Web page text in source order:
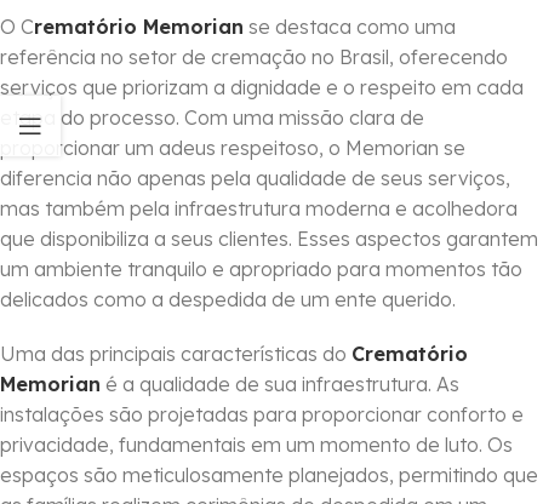
O Crematório Memorian se destaca como uma
referência no setor de cremação no Brasil, oferecendo
serviços que priorizam a dignidade e o respeito em cada
etapa do processo. Com uma missão clara de
proporcionar um adeus respeitoso, o Memorian se
diferencia não apenas pela qualidade de seus serviços,
mas também pela infraestrutura moderna e acolhedora
que disponibiliza a seus clientes. Esses aspectos garantem
um ambiente tranquilo e apropriado para momentos tão
delicados como a despedida de um ente querido.
Uma das principais características do Crematório
Memorian é a qualidade de sua infraestrutura. As
instalações são projetadas para proporcionar conforto e
privacidade, fundamentais em um momento de luto. Os
espaços são meticulosamente planejados, permitindo que